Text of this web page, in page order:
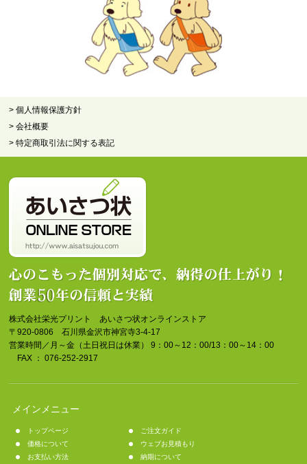
> 個人情報保護方針
> 会社概要
> 特定商取引法に関する表記
株式会社栄光プリント あいさつ状オンラインストア
〒920-0806 石川県金沢市神宮寺3-4-17
営業時間／月～金（土日祝日は休業） 9：00～12：00/13：00～14：00
FAX ： 076-252-2917
メインメニュー
トップページ
ご注文ガイド
価格について
ウェブお見積もり
お支払い方法
納期について